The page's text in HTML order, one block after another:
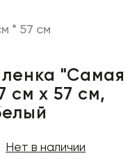
* 57 см
"Самая
см х 57 см,
Нет в наличии